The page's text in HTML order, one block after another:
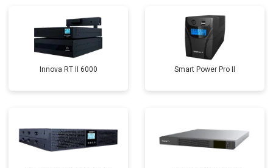
Innova RT II 6000 Smart Power Pro II